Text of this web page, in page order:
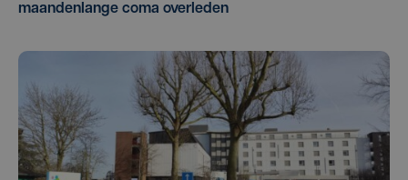
maandenlange coma overleden